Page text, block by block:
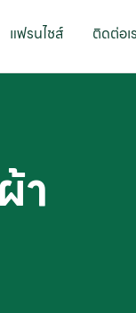
แฟรนไชส์ ติดต่อเ
า